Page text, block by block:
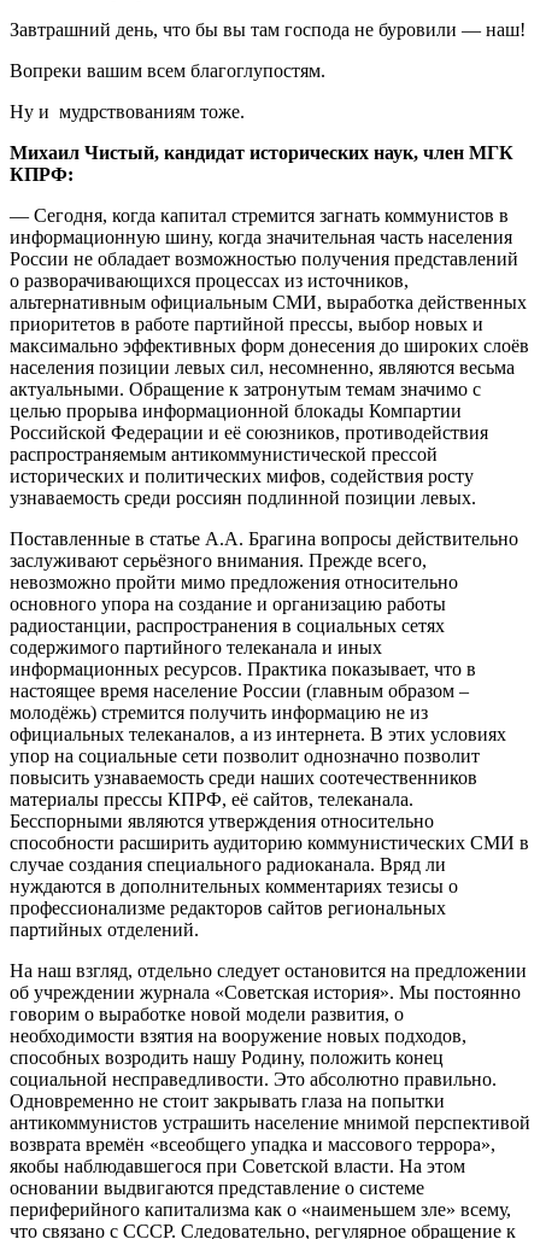
Завтрашний день, что бы вы там господа не буровили — наш!
Вопреки вашим всем благоглупостям.
Ну и мудрствованиям тоже.
Михаил Чистый, кандидат исторических наук, член МГК
КПРФ:
— Сегодня, когда капитал стремится загнать коммунистов в
информационную шину, когда значительная часть населения
России не обладает возможностью получения представлений
о разворачивающихся процессах из источников,
альтернативным официальным СМИ, выработка действенных
приоритетов в работе партийной прессы, выбор новых и
максимально эффективных форм донесения до широких слоёв
населения позиции левых сил, несомненно, являются весьма
актуальными. Обращение к затронутым темам значимо с
целью прорыва информационной блокады Компартии
Российской Федерации и её союзников, противодействия
распространяемым антикоммунистической прессой
исторических и политических мифов, содействия росту
узнаваемость среди россиян подлинной позиции левых.
Поставленные в статье А.А. Брагина вопросы действительно
заслуживают серьёзного внимания. Прежде всего,
невозможно пройти мимо предложения относительно
основного упора на создание и организацию работы
радиостанции, распространения в социальных сетях
содержимого партийного телеканала и иных
информационных ресурсов. Практика показывает, что в
настоящее время население России (главным образом –
молодёжь) стремится получить информацию не из
официальных телеканалов, а из интернета. В этих условиях
упор на социальные сети позволит однозначно позволит
повысить узнаваемость среди наших соотечественников
материалы прессы КПРФ, её сайтов, телеканала.
Бесспорными являются утверждения относительно
способности расширить аудиторию коммунистических СМИ в
случае создания специального радиоканала. Вряд ли
нуждаются в дополнительных комментариях тезисы о
профессионализме редакторов сайтов региональных
партийных отделений.
На наш взгляд, отдельно следует остановится на предложении
об учреждении журнала «Советская история». Мы постоянно
говорим о выработке новой модели развития, о
необходимости взятия на вооружение новых подходов,
способных возродить нашу Родину, положить конец
социальной несправедливости. Это абсолютно правильно.
Одновременно не стоит закрывать глаза на попытки
антикоммунистов устрашить население мнимой перспективой
возврата времён «всеобщего упадка и массового террора»,
якобы наблюдавшегося при Советской власти. На этом
основании выдвигаются представление о системе
периферийного капитализма как о «наименьшем зле» всему,
что связано с СССР. Следовательно, регулярное обращение к